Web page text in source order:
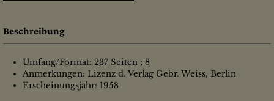
Beschreibung
Umfang/Format: 237 Seiten ; 8
Anmerkungen: Lizenz d. Verlag Gebr. Weiss, Berlin
Erscheinungsjahr: 1958